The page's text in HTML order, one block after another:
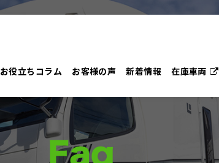
お役立ちコラム お客様の声 新着情報 在庫車両
Faq